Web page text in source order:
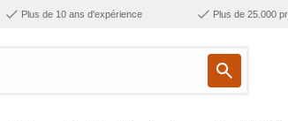
Plus de 10 ans d'expérience Plus de 25.000